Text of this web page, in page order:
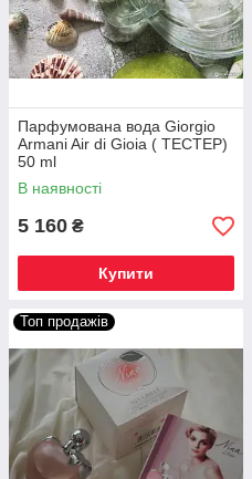
Парфумована вода Giorgio
Armani Air di Gioia ( ТЕСТЕР)
50 ml
В наявності
5 160 ₴
Купити
Топ продажів